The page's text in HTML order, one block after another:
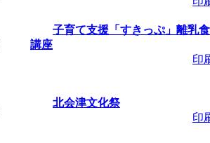
ゃん子育て講
：2026/08/10～
：2026/08/10～
子育て支援「すきっぷ」離乳食
講座
印
北会津文化祭
印